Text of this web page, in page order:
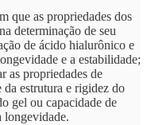
que as propriedades dos
determinação de seu
de ácido hialurônico e
e a estabilidade;
as propriedades de
da estrutura e rigidez do
gel ou capacidade de
longevidade.